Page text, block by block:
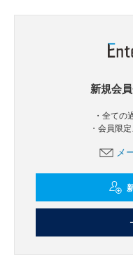
新規会
・全ての
・会員限
メ